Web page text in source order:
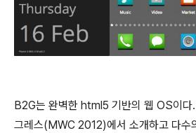
B2G는 완벽한 html5 기반의 웹 OS이다
그레스(MWC 2012)에서 소개하고 다수